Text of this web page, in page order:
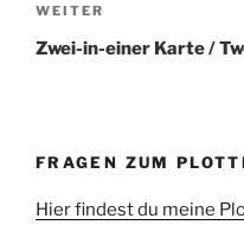
Nächster
Beitrag
WEITER
Zwei-in-einer Karte /
FRAGEN ZUM
Hier findest du meine